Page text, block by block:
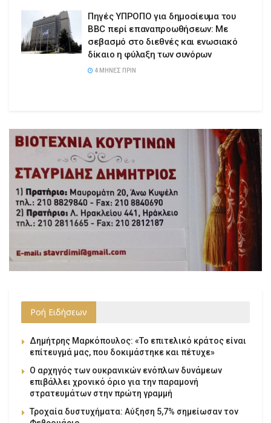
Πηγές ΥΠΡΟΠΟ για δημοσίευμα του
BBC περί επαναπροωθήσεων: Με
σεβασμό στο διεθνές και ενωσιακό
δίκαιο η φύλαξη των συνόρων
4 ΜΉΝΕΣ ΠΡΙΝ
Ροή Ειδήσεων
Δημήτρης Μαρκόπουλος: «Το επιτελικό κράτος είναι
επίτευγμά μας, που δοκιμάστηκε και πέτυχε»
Ο αρχηγός των ουκρανικών ενόπλων δυνάμεων
επιβάλλει χρονικό όριο για την παραμονή
στρατευμάτων στην πρώτη γραμμή
Τροχαία δυστυχήματα: Αύξηση 5,7% σημείωσαν τον